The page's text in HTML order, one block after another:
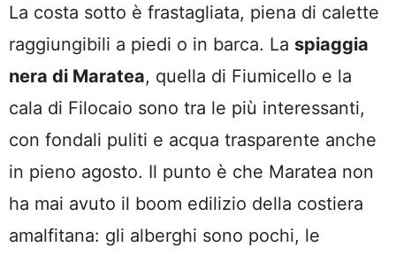
La costa sotto è frastagliata, piena di calette
raggiungibili a piedi o in barca. La spiaggia
nera di Maratea, quella di Fiumicello e la
cala di Filocaio sono tra le più interessanti,
con fondali puliti e acqua trasparente anche
in pieno agosto. Il punto è che Maratea non
ha mai avuto il boom edilizio della costiera
amalfitana: gli alberghi sono pochi, le